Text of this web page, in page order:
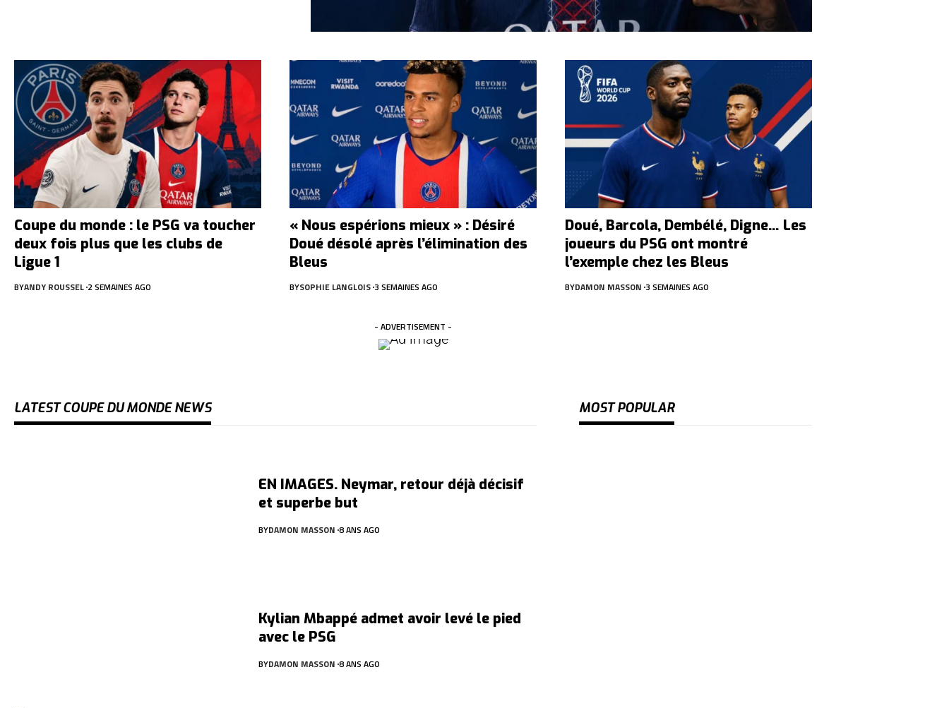
Coupe du monde : le PSG va toucher
deux fois plus que les clubs de
Ligue 1
BYANDY ROUSSEL 2 SEMAINES AGO
« Nous espérions mieux » : Désiré
Doué désolé après l’élimination des
Bleus
BYSOPHIE LANGLOIS 3 SEMAINES AGO
Doué, Barcola, Dembélé, Digne… Les
joueurs du PSG ont montré
l’exemple chez les Bleus
BYDAMON MASSON 3 SEMAINES AGO
- ADVERTISEMENT -
LATEST COUPE DU MONDE NEWS
EN IMAGES. Neymar, retour déjà décisif
et superbe but
BYDAMON MASSON 8 ANS AGO
Kylian Mbappé admet avoir levé le pied
avec le PSG
BYDAMON MASSON 8 ANS AGO
MOST POPULAR